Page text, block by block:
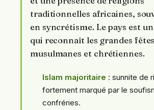
traditionnelles africaines,
en syncrétisme. Le pays est
qui reconnaît les grandes fêtes
musulmanes et chrétiennes.
Islam majoritaire : sunnite de
fortement marqué par le
confréries.